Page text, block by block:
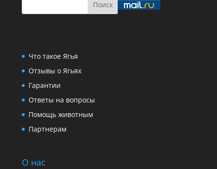
Что такое Ягья
Отзывы о Ягьях
Гарантии
Ответы на вопросы
Помощь животным
Партнерам
О нас